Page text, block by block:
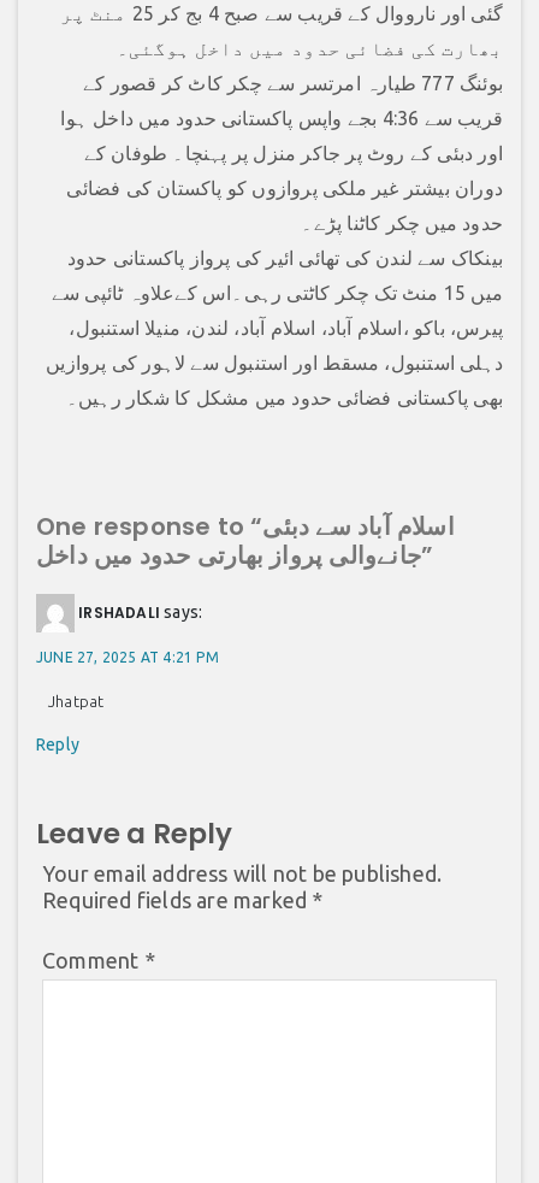
گئی اور نارووال کے قریب سے صبح 4 بج کر 25 منٹ پر
بھارت کی فضائی حدود میں داخل ہوگئی۔
بوئنگ 777 طیارہ امرتسر سے چکر کاٹ کر قصور کے
قریب سے 4:36 بجے واپس پاکستانی حدود میں داخل ہوا
اور دبئی کے روٹ پر جاکر منزل پر پہنچا۔ طوفان کے
دوران بیشتر غیر ملکی پروازوں کو پاکستان کی فضائی
حدود میں چکر کاٹنا پڑے۔
بینکاک سے لندن کی تھائی ائیر کی پرواز پاکستانی حدود
میں 15 منٹ تک چکر کاٹتی رہی۔اس کےعلاوہ ٹائپی سے
پیرس، باکو ،اسلام آباد، اسلام آباد، لندن، منیلا استنبول،
دہلی استنبول، مسقط اور استنبول سے لاہور کی پروازیں
بھی پاکستانی فضائی حدود میں مشکل کا شکار رہیں۔
One response to “اسلام آباد سے دبئی
جانےوالی پرواز بھارتی حدود میں داخل”
IRSHADALI says:
JUNE 27, 2025 AT 4:21 PM
Jhatpat
Reply
Leave a Reply
Your email address will not be published.
Required fields are marked *
Comment *